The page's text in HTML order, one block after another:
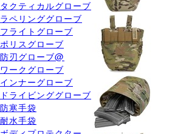
タクティカルグローブ
ラペリンググローブ
フライトグローブ
ポリスグローブ
防刃グローブ@
ワークグローブ
インナーグローブ
ドライビンググローブ
防寒手袋
耐水手袋